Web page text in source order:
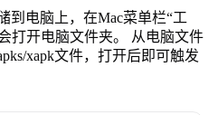
到电脑上，在Mac菜单栏“工
打开电脑文件夹。 从电脑文件
xapk文件，打开后即可触发